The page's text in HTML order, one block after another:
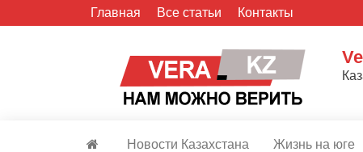
Главная Все статьи Контакты
Новости Казахстана Жизнь на юге